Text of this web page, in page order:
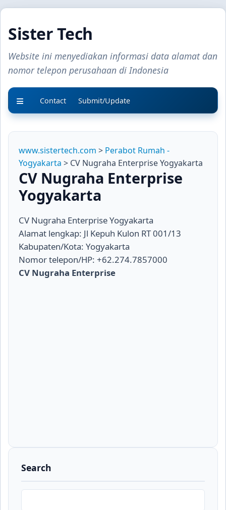
Sister Tech
Website ini menyediakan informasi data alamat dan
nomor telepon perusahaan di Indonesia
Contact Submit/Update
www.sistertech.com > Perabot Rumah -
Yogyakarta > CV Nugraha Enterprise Yogyakarta
CV Nugraha Enterprise
Yogyakarta
CV Nugraha Enterprise Yogyakarta
Alamat lengkap: Jl Kepuh Kulon RT 001/13
Kabupaten/Kota: Yogyakarta
Nomor telepon/HP: +62.274.7857000
CV Nugraha Enterprise
Search